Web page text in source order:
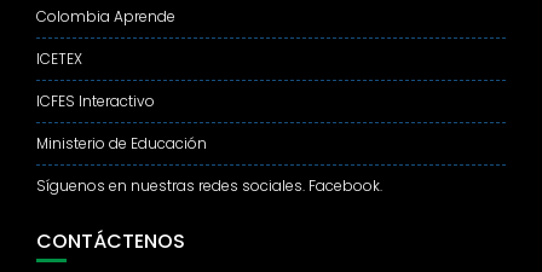
Colombia Aprende
ICETEX
ICFES Interactivo
Ministerio de Educación
Síguenos en nuestras redes sociales. Facebook.
CONTÁCTENOS